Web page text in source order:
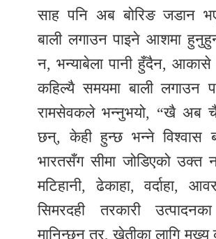
साह पनि अब बोरिङ जडान
बाली लगाउन पाइने आशमा
न, भन्याबेला पानी हुँदैन, आकासे
कहिल्यै समयमा बाली लगाउन
रामसेवकले भन्नुभयो, “खै अब चै
छन्, केही हुन्छ भन्ने विश्वास
भारतसँग सीमा जोडिएको उक्त
मटिहानी, ढेकाहा, वर्दाहा,
सिमरदही तरकारी
मानिन्छन् तर, खेतीका लागि मुख्य